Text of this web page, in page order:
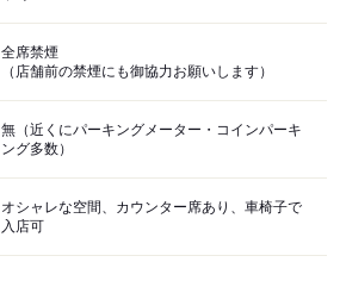
全席禁煙
（店舗前の禁煙にも御協力お願いします）
無（近くにパーキングメーター・コインパーキ
ング多数）
オシャレな空間、カウンター席あり、車椅子で
入店可